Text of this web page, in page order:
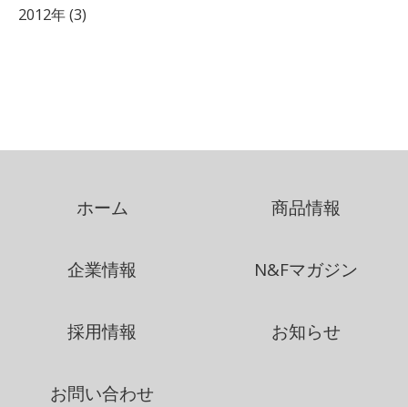
2012年 (3)
ホーム 商品情報
企業情報 N&Fマガジン
採用情報 お知らせ
お問い合わせ